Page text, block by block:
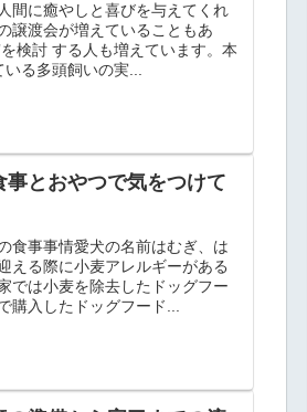
間に癒やしと喜びを与えてくれ
譲渡会が増えていることもあ
検討 する人も増えています。本
る多頭飼いの実...
とおやつで気をつけて
食事事情愛犬の名前はむぎ、は
える際に小麦アレルギーがある
では小麦を除去したドッグフー
購入したドッグフード...